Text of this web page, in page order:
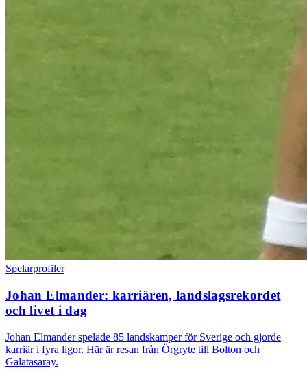
Spelarprofiler
Johan Elmander: karriären, landslagsrekordet
och livet i dag
Johan Elmander spelade 85 landskamper för Sverige och gjorde
karriär i fyra ligor. Här är resan från Örgryte till Bolton och
Galatasaray.